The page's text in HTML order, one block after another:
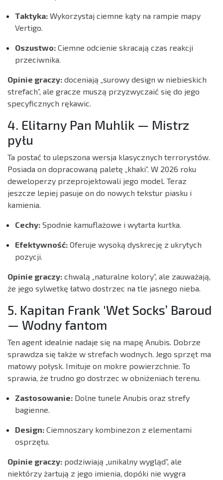
Taktyka: Wykorzystaj ciemne kąty na rampie mapy
Vertigo.
Oszustwo: Ciemne odcienie skracają czas reakcji
przeciwnika.
Opinie graczy: doceniają „surowy design w niebieskich
strefach”, ale gracze muszą przyzwyczaić się do jego
specyficznych rękawic.
4. Elitarny Pan Muhlik — Mistrz
pyłu
Ta postać to ulepszona wersja klasycznych terrorystów.
Posiada on dopracowaną paletę „khaki”. W 2026 roku
deweloperzy przeprojektowali jego model. Teraz
jeszcze lepiej pasuje on do nowych tekstur piasku i
kamienia.
Cechy: Spodnie kamuflażowe i wytarta kurtka.
Efektywność: Oferuje wysoką dyskrecję z ukrytych
pozycji.
Opinie graczy: chwalą „naturalne kolory”, ale zauważają,
że jego sylwetkę łatwo dostrzec na tle jasnego nieba.
5. Kapitan Frank 'Wet Socks’ Baroud
— Wodny fantom
Ten agent idealnie nadaje się na mapę Anubis. Dobrze
sprawdza się także w strefach wodnych. Jego sprzęt ma
matowy połysk. Imituje on mokre powierzchnie. To
sprawia, że trudno go dostrzec w obniżeniach terenu.
Zastosowanie: Dolne tunele Anubis oraz strefy
bagienne.
Design: Ciemnoszary kombinezon z elementami
osprzętu.
Opinie graczy: podziwiają „unikalny wygląd”, ale
niektórzy żartują z jego imienia, dopóki nie wygra